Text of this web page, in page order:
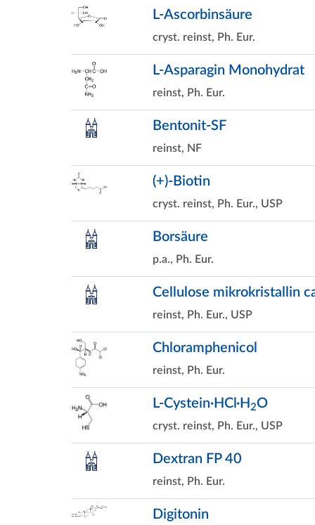
L-Ascorbinsäure
cryst. reinst, Ph. Eur.
L-Asparagin Monohydrat
reinst, Ph. Eur.
Bentonit-SF
reinst, NF
(+)-Biotin
cryst. reinst, Ph. Eur., USP
Borsäure
p.a., Ph. Eur.
Cellulose mikrokristallin
reinst, Ph. Eur., USP
Chloramphenicol
reinst, Ph. Eur.
L-Cystein·HCl·H 2O
cryst. reinst, Ph. Eur., USP
Dextran FP 40
reinst, Ph. Eur.
Digitonin